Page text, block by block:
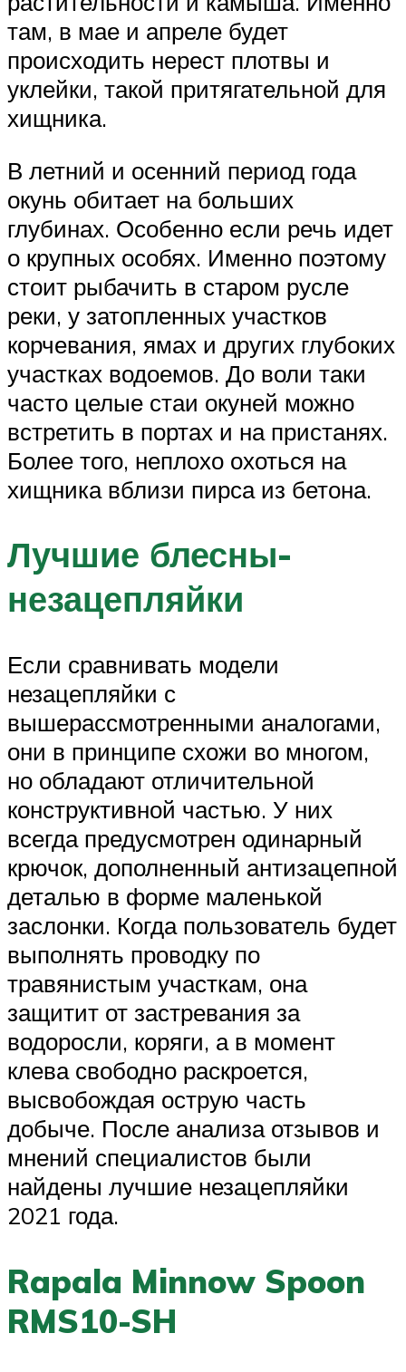
там, в мае и апреле будет
происходить нерест плотвы и
уклейки, такой притягательной для
хищника.
В летний и осенний период года
окунь обитает на больших
глубинах. Особенно если речь идет
о крупных особях. Именно поэтому
стоит рыбачить в старом русле
реки, у затопленных участков
корчевания, ямах и других глубоких
участках водоемов. До воли таки
часто целые стаи окуней можно
встретить в портах и на пристанях.
Более того, неплохо охоться на
хищника вблизи пирса из бетона.
Лучшие блесны-
незацепляйки
Если сравнивать модели
незацепляйки с
вышерассмотренными аналогами,
они в принципе схожи во многом,
но обладают отличительной
конструктивной частью. У них
всегда предусмотрен одинарный
крючок, дополненный антизацепной
деталью в форме маленькой
заслонки. Когда пользователь будет
выполнять проводку по
травянистым участкам, она
защитит от застревания за
водоросли, коряги, а в момент
клева свободно раскроется,
высвобождая острую часть
добыче. После анализа отзывов и
мнений специалистов были
найдены лучшие незацепляйки
2021 года.
Rapala Minnow Spoon
RMS10-SH